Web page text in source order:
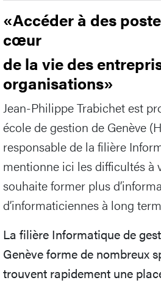
«Accéder à des
cœur
de la vie des
organisations»
Jean-Philippe Trabichet est
école de gestion de Genève
responsable de la filière
mentionne ici les difficultés à
souhaite former plus
d’informaticiennes à long
La filière Informatique de
Genève forme de nombreux
trouvent rapidement une